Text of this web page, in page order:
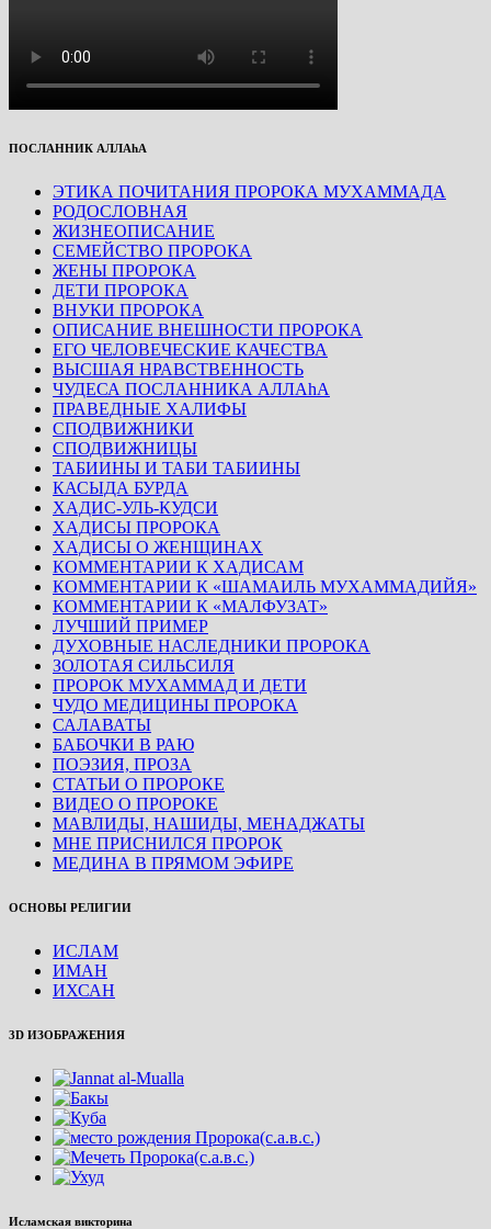
ПОСЛАННИК АЛЛАhА
ЭТИКА ПОЧИТАНИЯ ПРОРОКА МУХАММАДА
РОДОСЛОВНАЯ
ЖИЗНЕОПИСАНИЕ
СЕМЕЙСТВО ПРОРОКА
ЖЕНЫ ПРОРОКА
ДЕТИ ПРОРОКА
ВНУКИ ПРОРОКА
ОПИСАНИЕ ВНЕШНОСТИ ПРОРОКА
ЕГО ЧЕЛОВЕЧЕСКИЕ КАЧЕСТВА
ВЫСШАЯ НРАВСТВЕННОСТЬ
ЧУДЕСА ПОСЛАННИКА АЛЛАhА
ПРАВЕДНЫЕ ХАЛИФЫ
СПОДВИЖНИКИ
СПОДВИЖНИЦЫ
ТАБИИНЫ И ТАБИ ТАБИИНЫ
КАСЫДА БУРДА
ХАДИС-УЛЬ-КУДСИ
ХАДИСЫ ПРОРОКА
ХАДИСЫ О ЖЕНЩИНАХ
КОММЕНТАРИИ К ХАДИСАМ
КОММЕНТАРИИ К «ШАМАИЛЬ МУХАММАДИЙЯ»
КОММЕНТАРИИ К «МАЛФУЗАТ»
ЛУЧШИЙ ПРИМЕР
ДУХОВНЫЕ НАСЛЕДНИКИ ПРОРОКА
ЗОЛОТАЯ СИЛЬСИЛЯ
ПРОРОК МУХАММАД И ДЕТИ
ЧУДО МЕДИЦИНЫ ПРОРОКА
САЛАВАТЫ
БАБОЧКИ В РАЮ
ПОЭЗИЯ, ПРОЗА
СТАТЬИ О ПРОРОКЕ
ВИДЕО О ПРОРОКЕ
МАВЛИДЫ, НАШИДЫ, МЕНАДЖАТЫ
МНЕ ПРИСНИЛСЯ ПРОРОК
МЕДИНА В ПРЯМОМ ЭФИРЕ
ОСНОВЫ РЕЛИГИИ
ИСЛАМ
ИМАН
ИХСАН
3D ИЗОБРАЖЕНИЯ
Исламская викторина